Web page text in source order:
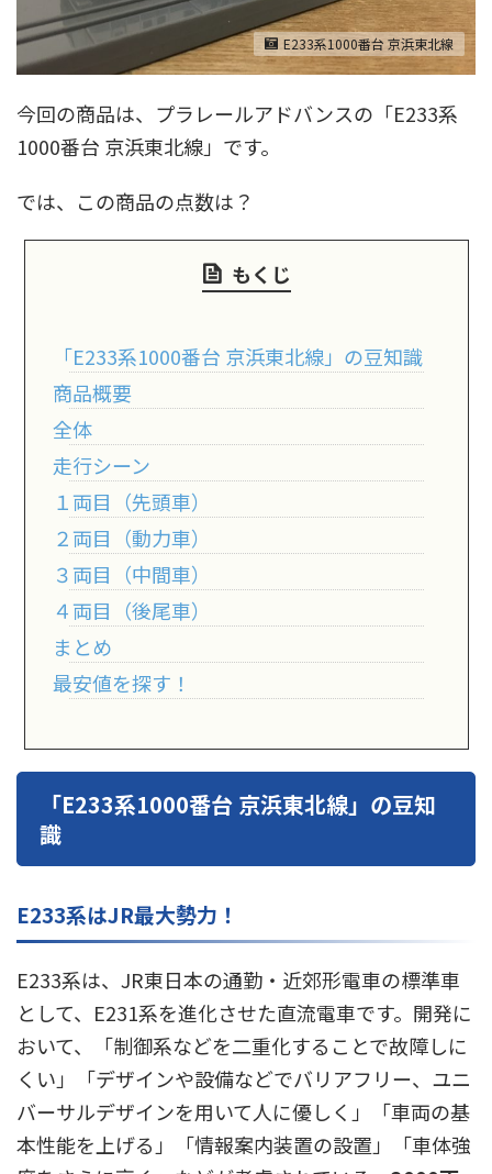
レールセット 京急電鉄 京成電鉄グループ 京阪電車
小田急電鉄 新幹線 東京メトロ 東京都交通局
E233系1000番台 京浜東北線
今回の商品は、プラレールアドバンスの「E233系
1000番台 京浜東北線」です。
では、この商品の点数は？
もくじ
「E233系1000番台 京浜東北線」の豆知識
商品概要
全体
走行シーン
１両目（先頭車）
２両目（動力車）
３両目（中間車）
４両目（後尾車）
まとめ
最安値を探す！
「E233系1000番台 京浜東北線」の豆知
識
E233系はJR最大勢力！
E233系は、JR東日本の通勤・近郊形電車の標準車
として、E231系を進化させた直流電車です。開発に
おいて、「制御系などを二重化することで故障しに
くい」「デザインや設備などでバリアフリー、ユニ
バーサルデザインを用いて人に優しく」「車両の基
本性能を上げる」「情報案内装置の設置」「車体強